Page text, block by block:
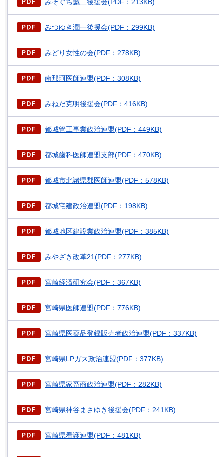
みぞぐち誠二後援会(PDF：213KB)
みつゆき潤一後援会(PDF：299KB)
みどり女性の会(PDF：278KB)
南那珂医師連盟(PDF：308KB)
みねだ克明後援会(PDF：416KB)
都城管工事業政治連盟(PDF：449KB)
都城歯科医師連盟支部(PDF：470KB)
都城市北諸県郡医師連盟(PDF：578KB)
都城宅建政治連盟(PDF：198KB)
都城地区建設業政治連盟(PDF：385KB)
みやざき改革21(PDF：277KB)
宮崎経済研究会(PDF：367KB)
宮崎県医師連盟(PDF：776KB)
宮崎県医薬品登録販売者政治連盟(PDF：337KB)
宮崎県LPガス政治連盟(PDF：377KB)
宮崎県家畜商政治連盟(PDF：282KB)
宮崎県神谷まさゆき後援会(PDF：241KB)
宮崎県看護連盟(PDF：481KB)